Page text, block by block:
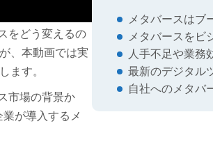
をどう変えるの
、本動画では実
ます。
市場の背景か
が導入するメ
メタバースはブ
メタバースをビ
人手不足や業務
最新のデジタル
自社へのメタバ